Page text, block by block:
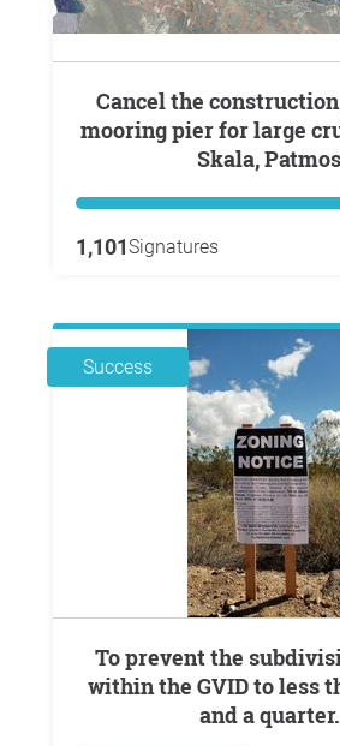
Cancel the construction plans of a
mooring pier for large
Skala, Patmos
1,101Signatures
Success
To prevent the subdivision of land
within the GVID to less
and a quarter.